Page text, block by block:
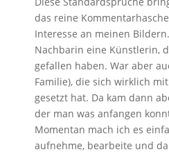
das reine
Interesse an meinen
Nachbarin eine Künstlerin,
gefallen haben. War aber
Familie), die sich wirklich
gesetzt hat. Da kam dann
der man was anfangen
Momentan mach ich es
aufnehme, bearbeite und